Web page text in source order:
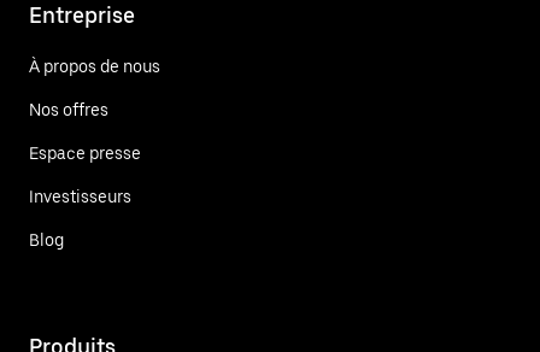
Entreprise
À propos de nous
Nos offres
Espace presse
Investisseurs
Blog
Produits